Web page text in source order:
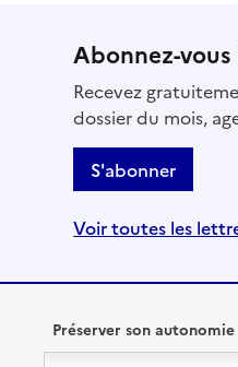
Abonnez-
Recevez
dossier du mois,
S'abonner
Voir toutes les
Préserver son autonomie